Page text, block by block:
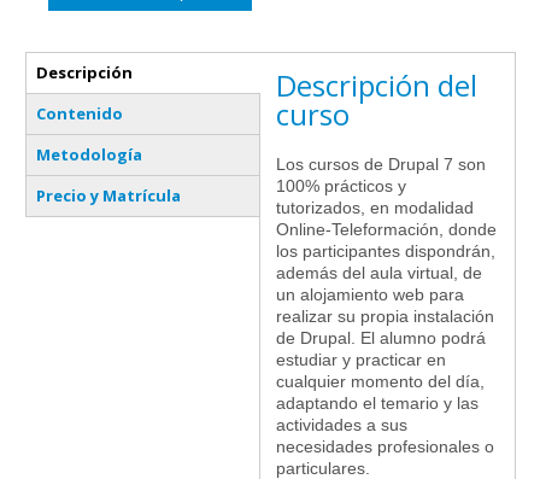
Descripción
(solapa activa)
Contenido
Metodología
Precio y Matrícula
Descripción del
curso
Los cursos de Drupal 7 son
100% prácticos y
tutorizados, en modalidad
Online-Teleformación, donde
los participantes dispondrán,
además del aula virtual, de
un alojamiento web para
realizar su propia instalación
de Drupal. El alumno podrá
estudiar y practicar en
cualquier momento del día,
adaptando el temario y las
actividades a sus
necesidades profesionales o
particulares.